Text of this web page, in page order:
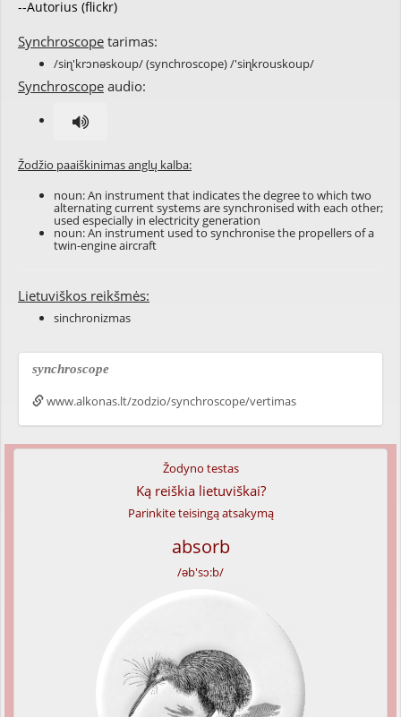
--Autorius (flickr)
Synchroscope tarimas:
/siɳ'krɔnəskoup/ (synchroscope) /'siɳkrouskoup/
Synchroscope audio:
Žodžio paaiškinimas anglų kalba:
noun: An instrumentthat indicates the degree to which two
alternating currentsystemsaresynchronised with each other;
used especially in electricitygeneration
noun: An instrument used to synchronise the propellersof a
twin-engineaircraft
Lietuviškos reikšmės:
sinchronizmas
synchroscope
www.alkonas.lt/zodzio/synchroscope/vertimas
Žodyno testas
Ką reiškia lietuviškai?
Parinkite teisingą atsakymą
absorb
/əb'sɔ:b/